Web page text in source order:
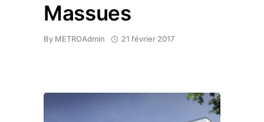
Massues
By METROAdmin 21 février 2017